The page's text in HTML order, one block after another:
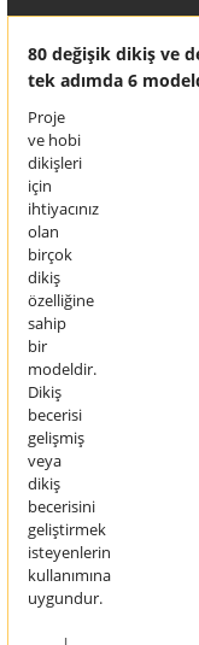
80 değişik dikiş ve
tek adımda 6
Proje
ve hobi
dikişleri
için
ihtiyacınız
olan
birçok
dikiş
özelliğine
sahip
bir
modeldir.
Dikiş
becerisi
gelişmiş
veya
dikiş
becerisini
geliştirmek
isteyenlerin
kullanımına
uygundur.